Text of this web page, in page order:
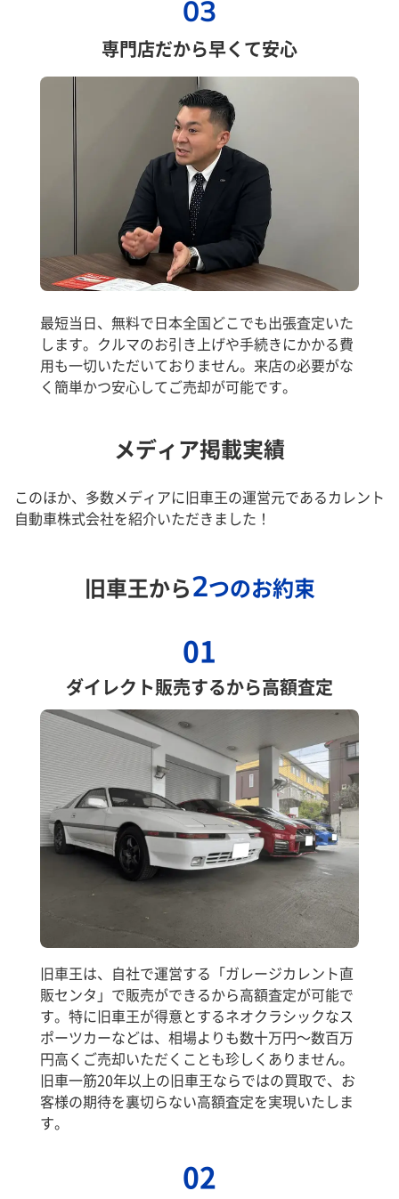
03
専門店だから早くて安心
最短当日、無料で日本全国どこでも出張査定いた
します。クルマのお引き上げや手続きにかかる費
用も一切いただいておりません。来店の必要がな
く簡単かつ安心してご売却が可能です。
メディア掲載実績
このほか、多数メディアに旧車王の運営元であるカレント
自動車株式会社を紹介いただきました！
旧車王から2つのお約束
01
ダイレクト販売するから高額査定
旧車王は、自社で運営する「ガレージカレント直
販センタ」で販売ができるから高額査定が可能で
す。特に旧車王が得意とするネオクラシックなス
ポーツカーなどは、相場よりも数十万円～数百万
円高くご売却いただくことも珍しくありません。
旧車一筋20年以上の旧車王ならではの買取で、お
客様の期待を裏切らない高額査定を実現いたしま
す。
02